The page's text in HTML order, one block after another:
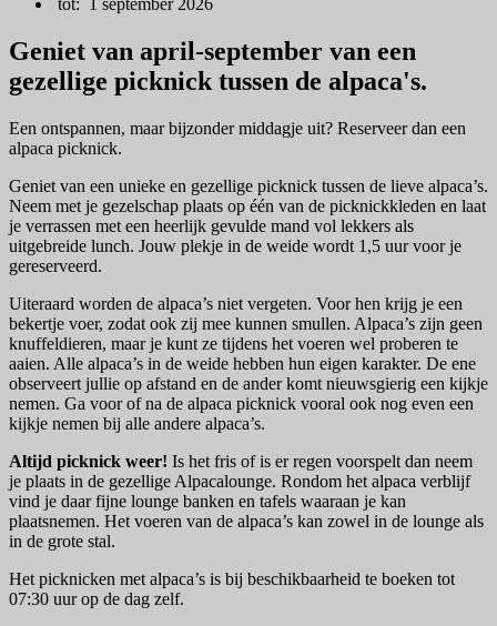
tot: 1 september 2026
Geniet van april-september van een
gezellige picknick tussen de alpaca's.
Een ontspannen, maar bijzonder middagje uit? Reserveer dan een
alpaca picknick.
Geniet van een unieke en gezellige picknick tussen de lieve alpaca’s.
Neem met je gezelschap plaats op één van de picknickkleden en laat
je verrassen met een heerlijk gevulde mand vol lekkers als
uitgebreide lunch. Jouw plekje in de weide wordt 1,5 uur voor je
gereserveerd.
Uiteraard worden de alpaca’s niet vergeten. Voor hen krijg je een
bekertje voer, zodat ook zij mee kunnen smullen. Alpaca’s zijn geen
knuffeldieren, maar je kunt ze tijdens het voeren wel proberen te
aaien. Alle alpaca’s in de weide hebben hun eigen karakter. De ene
observeert jullie op afstand en de ander komt nieuwsgierig een kijkje
nemen. Ga voor of na de alpaca picknick vooral ook nog even een
kijkje nemen bij alle andere alpaca’s.
Altijd picknick weer! Is het fris of is er regen voorspelt dan neem
je plaats in de gezellige Alpacalounge. Rondom het alpaca verblijf
vind je daar fijne lounge banken en tafels waaraan je kan
plaatsnemen. Het voeren van de alpaca’s kan zowel in de lounge als
in de grote stal.
Het picknicken met alpaca’s is bij beschikbaarheid te boeken tot
07:30 uur op de dag zelf.